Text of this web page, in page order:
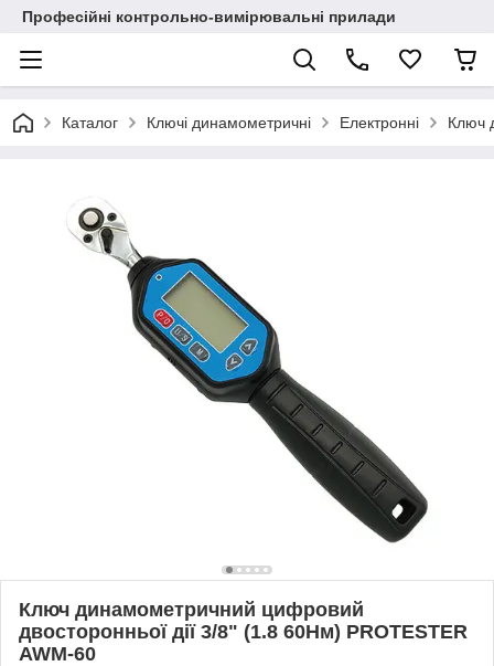
Професійні контрольно-вимірювальні прилади
Каталог Ключі динамометричні Електронні Ключ
Ключ динамометричний цифровий
двосторонньої дії 3/8" (1.8 60Нм) PROTESTER
AWM-60